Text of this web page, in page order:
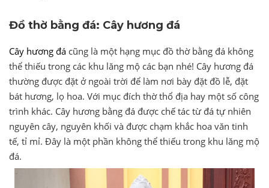
Đồ thờ bằng đá: Cây hương đá
Cây hương đá cũng là một hạng mục đồ thờ bằng đá không
thể thiếu trong các khu lăng mộ các bạn nhé! Cây hương đá
thường được đặt ở ngoài trời để làm nơi bày đặt đồ lễ, đặt
bát hương, lọ hoa. Với mục đích thờ thổ địa hay một số công
trình khác. Cây hương bằng đá được chế tác từ đá tự nhiên
nguyên cây, nguyên khối và được chạm khắc hoa văn tinh
tế, tỉ mỉ. Đây là một phần không thể thiếu trong khu lăng mộ
đá.